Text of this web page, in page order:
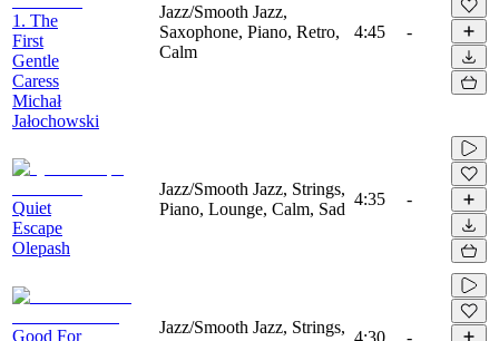
1. The
First
Gentle
Caress
Michał
Jałochowski
Jazz/Smooth Jazz,
Saxophone, Piano, Retro,
Calm
4:45 -
Quiet
Escape
Olepash
Jazz/Smooth Jazz, Strings,
Piano, Lounge, Calm, Sad
4:35 -
Good For
Jazz/Smooth Jazz, Strings,
4:30 -